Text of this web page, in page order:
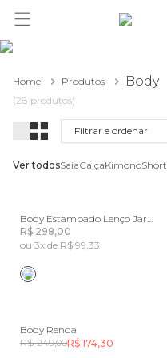
Home Produtos Body
(28 produtos)
Filtrar e ordenar
Ver todosSaiaCalçaKimonoShort
Body Estampado Lenço Jardim Real
R$ 298,00
ou 3x de R$ 99,33
Body Renda
R$ 249,00R$ 174,30